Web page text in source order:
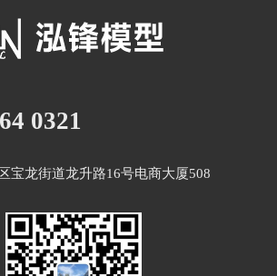
0321
宝龙街道龙升路16号电商大厦508